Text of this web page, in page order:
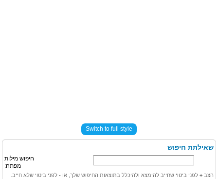
Switch to full style
שאילתת חיפוש
חיפוש מילות
מפתח:
הצב + לפני ביטוי שחייב להימצא ולהיכלל בתוצאות החיפוש שלך, או - לפני ביטוי שלא חייב.